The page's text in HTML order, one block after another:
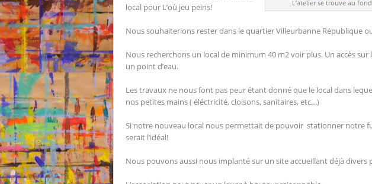
L’atelier se trouve au
local pour L’où jeu peins!
Nous souhaiterions rester dans le quartier Villeurbanne République
Nous recherchons un local de minimum 40 m2 voir plus. Un accès
un point d’eau.
Les travaux ne nous font pas peur étant donné que le local dans
nos petites mains ( éléctricité, cloisons, sanitaires, etc…)
Si notre nouveau local nous permettait de pouvoir stationner notre
serait l’idéal!
Nous pouvons aussi nous implanté sur un site accueillant déjà divers